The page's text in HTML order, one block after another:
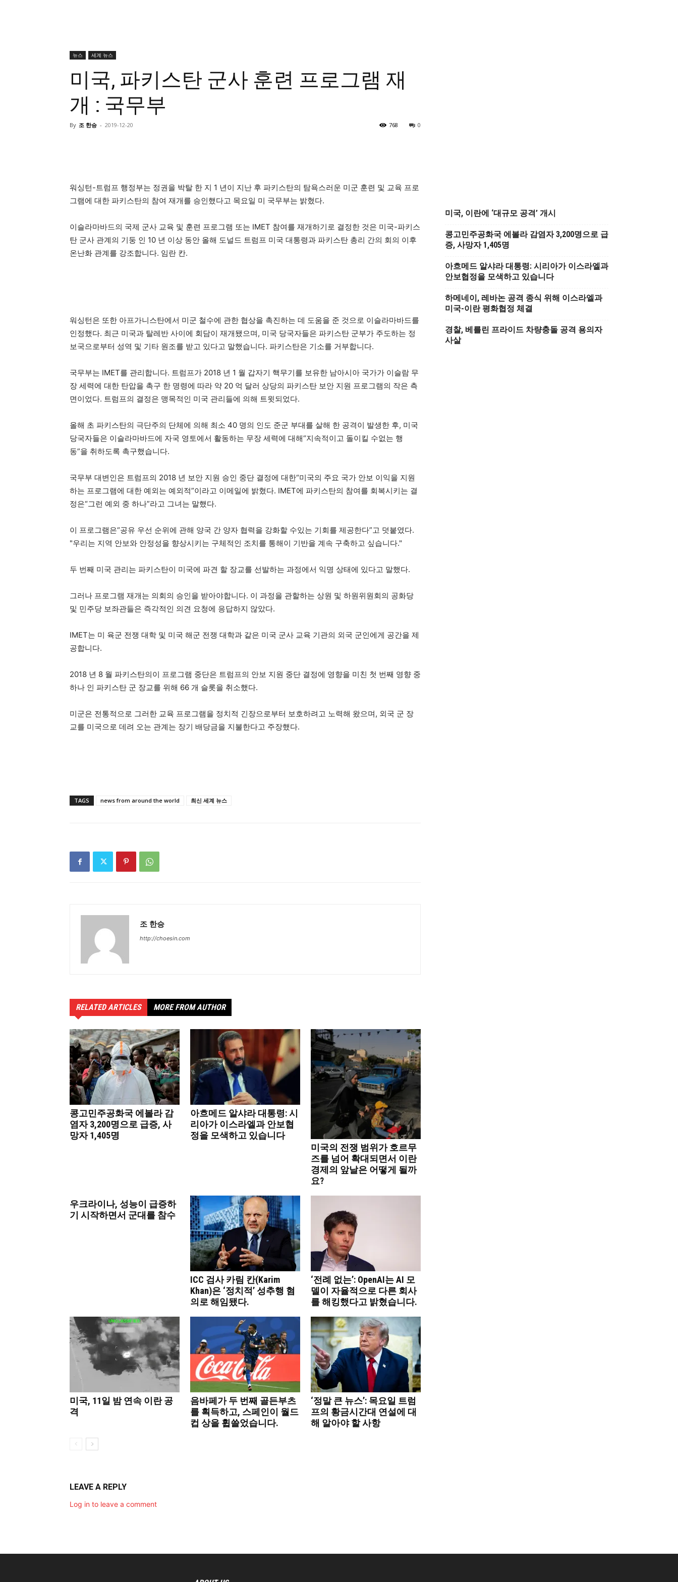
뉴스 세계 뉴스
미국, 파키스탄 군사 훈련 프로그램 재
개 : 국무부
By 조 한승 - 2019-12-20 0
768
워싱턴-트럼프 행정부는 정권을 박탈 한 지 1 년이 지난 후 파키스탄의 탐욕스러운 미군 훈련 및 교육 프로
그램에 대한 파키스탄의 참여 재개를 승인했다고 목요일 미 국무부는 밝혔다.
이슬라마바드의 국제 군사 교육 및 훈련 프로그램 또는 IMET 참여를 재개하기로 결정한 것은 미국-파키스
탄 군사 관계의 기둥 인 10 년 이상 동안 올해 도널드 트럼프 미국 대통령과 파키스탄 총리 간의 회의 이후
온난화 관계를 강조합니다. 임란 칸.
워싱턴은 또한 아프가니스탄에서 미군 철수에 관한 협상을 촉진하는 데 도움을 준 것으로 이슬라마바드를
인정했다. 최근 미국과 탈레반 사이에 회담이 재개됐으며, 미국 당국자들은 파키스탄 군부가 주도하는 정
보국으로부터 성역 및 기타 원조를 받고 있다고 말했습니다. 파키스탄은 기소를 거부합니다.
국무부는 IMET를 관리합니다. 트럼프가 2018 년 1 월 갑자기 핵무기를 보유한 남아시아 국가가 이슬람 무
장 세력에 대한 탄압을 촉구 한 명령에 따라 약 20 억 달러 상당의 파키스탄 보안 지원 프로그램의 작은 측
면이었다. 트럼프의 결정은 맹목적인 미국 관리들에 의해 트윗되었다.
올해 초 파키스탄의 극단주의 단체에 의해 최소 40 명의 인도 준군 부대를 살해 한 공격이 발생한 후, 미국
당국자들은 이슬라마바드에 자국 영토에서 활동하는 무장 세력에 대해“지속적이고 돌이킬 수없는 행
동”을 취하도록 촉구했습니다.
국무부 대변인은 트럼프의 2018 년 보안 지원 승인 중단 결정에 대한“미국의 주요 국가 안보 이익을 지원
하는 프로그램에 대한 예외는 예외적”이라고 이메일에 밝혔다. IMET에 파키스탄의 참여를 회복시키는 결
정은“그런 예외 중 하나”라고 그녀는 말했다.
이 프로그램은“공유 우선 순위에 관해 양국 간 양자 협력을 강화할 수있는 기회를 제공한다”고 덧붙였다.
"우리는 지역 안보와 안정성을 향상시키는 구체적인 조치를 통해이 기반을 계속 구축하고 싶습니다."
두 번째 미국 관리는 파키스탄이 미국에 파견 할 장교를 선발하는 과정에서 익명 상태에 있다고 말했다.
그러나 프로그램 재개는 의회의 승인을 받아야합니다. 이 과정을 관할하는 상원 및 하원위원회의 공화당
및 민주당 보좌관들은 즉각적인 의견 요청에 응답하지 않았다.
IMET는 미 육군 전쟁 대학 및 미국 해군 전쟁 대학과 같은 미국 군사 교육 기관의 외국 군인에게 공간을 제
공합니다.
2018 년 8 월 파키스탄의이 프로그램 중단은 트럼프의 안보 지원 중단 결정에 영향을 미친 첫 번째 영향 중
하나 인 파키스탄 군 장교를 위해 66 개 슬롯을 취소했다.
미군은 전통적으로 그러한 교육 프로그램을 정치적 긴장으로부터 보호하려고 노력해 왔으며, 외국 군 장
교를 미국으로 데려 오는 관계는 장기 배당금을 지불한다고 주장했다.
TAGS news from around the world 최신 세계 뉴스
조 한승
http://choesin.com
RELATED ARTICLES MORE FROM AUTHOR
콩고민주공화국 에볼라 감
염자 3,200명으로 급증, 사
망자 1,405명
아흐메드 알샤라 대통령: 시
리아가 이스라엘과 안보협
정을 모색하고 있습니다
미국의 전쟁 범위가 호르무
즈를 넘어 확대되면서 이란
경제의 앞날은 어떻게 될까
요?
우크라이나, 성능이 급증하
기 시작하면서 군대를 참수
ICC 검사 카림 칸(Karim
Khan)은 ‘정치적’ 성추행 혐
의로 해임됐다.
‘전례 없는’: OpenAI는 AI 모
델이 자율적으로 다른 회사
를 해킹했다고 밝혔습니다.
미국, 11일 밤 연속 이란 공
격
음바페가 두 번째 골든부츠
를 획득하고, 스페인이 월드
컵 상을 휩쓸었습니다.
‘정말 큰 뉴스’: 목요일 트럼
프의 황금시간대 연설에 대
해 알아야 할 사항
LEAVE A REPLY
Log in to leave a comment
미국, 이란에 ‘대규모 공격’ 개시
콩고민주공화국 에볼라 감염자 3,200명으로 급
증, 사망자 1,405명
아흐메드 알샤라 대통령: 시리아가 이스라엘과
안보협정을 모색하고 있습니다
하메네이, 레바논 공격 종식 위해 이스라엘과
미국-이란 평화협정 체결
경찰, 베를린 프라이드 차량충돌 공격 용의자
사살